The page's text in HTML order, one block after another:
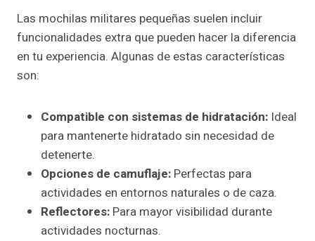
Las mochilas militares pequeñas suelen incluir
funcionalidades extra que pueden hacer la diferencia
en tu experiencia. Algunas de estas características
son:
Compatible con sistemas de hidratación: Ideal
para mantenerte hidratado sin necesidad de
detenerte.
Opciones de camuflaje: Perfectas para
actividades en entornos naturales o de caza.
Reflectores: Para mayor visibilidad durante
actividades nocturnas.